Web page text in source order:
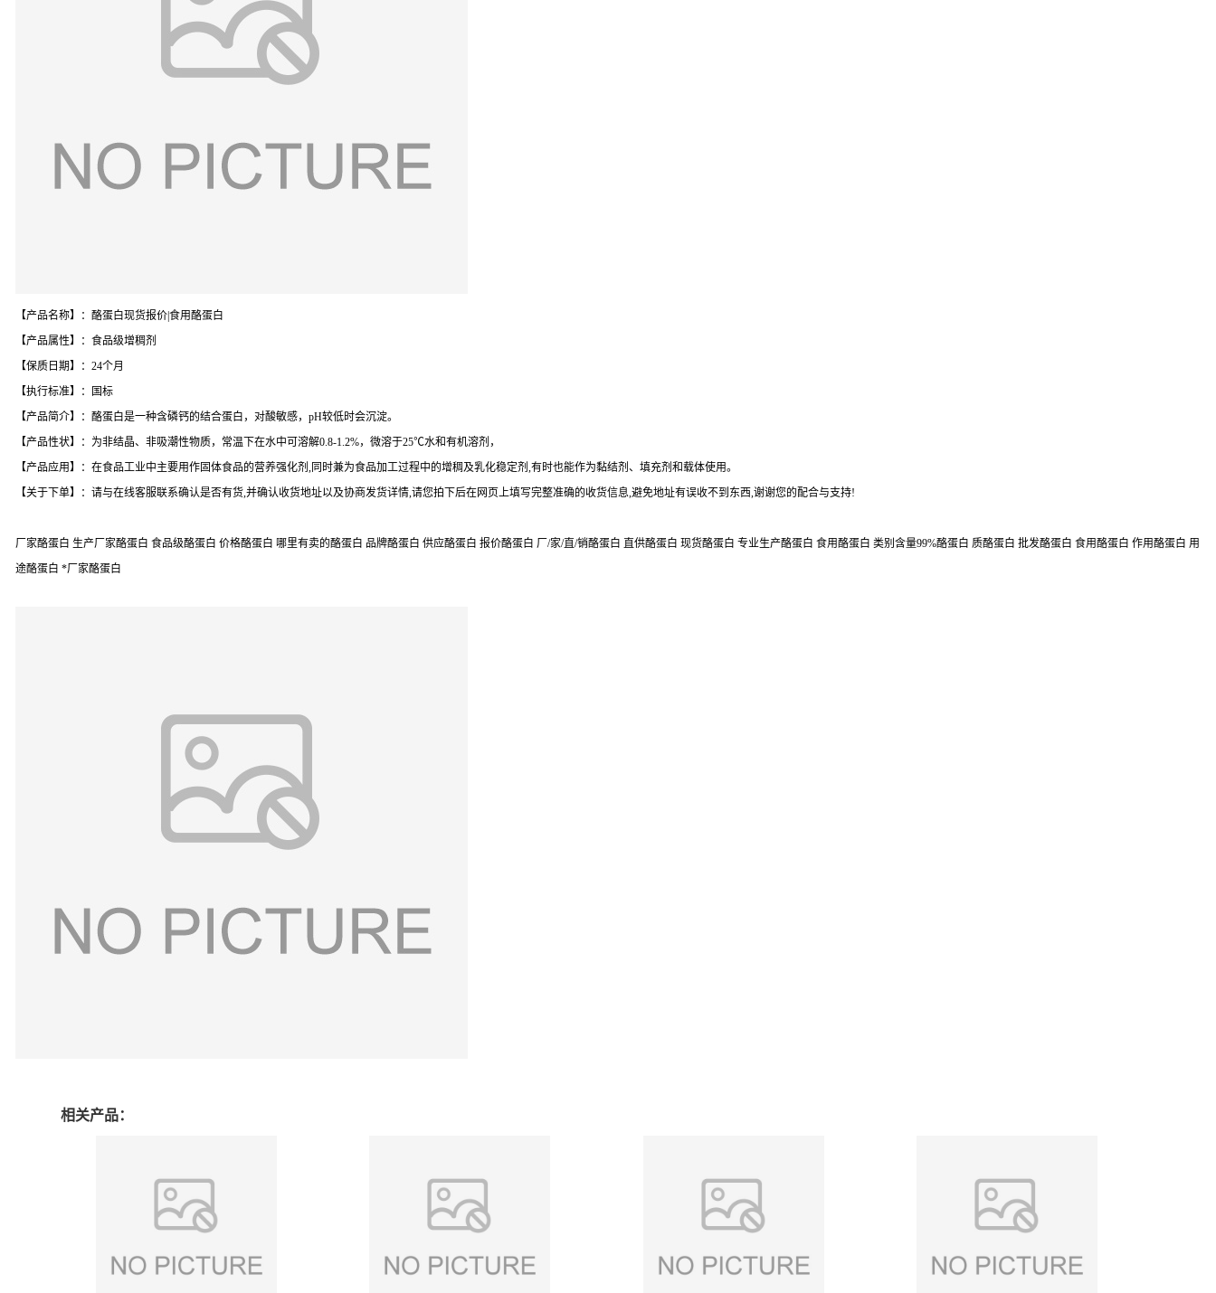
【产品名称】：酪蛋白现货报价|食用酪蛋白
【产品属性】：食品级增稠剂
【保质日期】：24个月
【执行标准】：国标
【产品简介】：酪蛋白是一种含磷钙的结合蛋白，对酸敏感，pH较低时会沉淀。
【产品性状】：为非结晶、非吸潮性物质，常温下在水中可溶解0.8-1.2%，微溶于25℃水和有机溶剂，
【产品应用】：在食品工业中主要用作固体食品的营养强化剂,同时兼为食品加工过程中的增稠及乳化稳定剂,有时也能作为黏结剂、填充剂和载体使用。
【关于下单】：请与在线客服联系确认是否有货,并确认收货地址以及协商发货详情,请您拍下后在网页上填写完整准确的收货信息,避免地址有误收不到东西,谢谢您的配合与支持!
厂家酪蛋白 生产厂家酪蛋白 食品级酪蛋白 价格酪蛋白 哪里有卖的酪蛋白 品牌酪蛋白 供应酪蛋白 报价酪蛋白 厂/家/直/销酪蛋白 直供酪蛋白 现货酪蛋白 专业生产酪蛋白 食用酪蛋白 类别含量99%酪蛋白 质酪蛋白 批发酪蛋白 食用酪蛋白 作用酪蛋白 用
途酪蛋白 *厂家酪蛋白
相关产品：